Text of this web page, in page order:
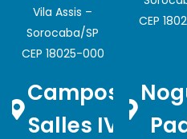
Vila Assis –
Sorocaba/SP
CEP 18025-000
CEP
Campos
Salles IV